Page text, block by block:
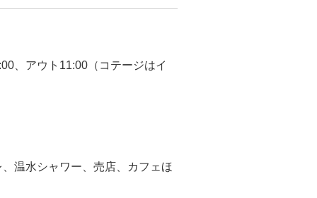
、アウト11:00（コテージはイ
温水シャワー、売店、カフェほ